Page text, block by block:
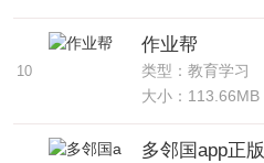
10
作业帮
类型：教育学习
大小：113.66MB
多邻国app正版